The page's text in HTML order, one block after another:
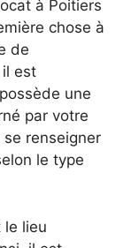
à Poitiers
chose à
de
il est
une
par votre
renseigner
le type
le lieu